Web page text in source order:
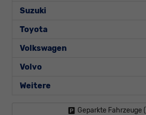
Suzuki
Toyota
Volkswagen
Volvo
Weitere
Geparkte Fahrzeuge (